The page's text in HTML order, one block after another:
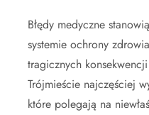
Błędy medyczne
systemie ochrony
tragicznych
Trójmieście najczęściej
które polegają na